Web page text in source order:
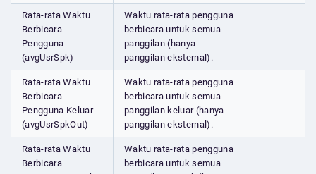
Rata-rata Waktu
Berbicara
Pengguna
(avgUsrSpk)
Waktu rata-rata pengguna
berbicara untuk semua
panggilan (hanya
panggilan eksternal).
Rata-rata Waktu
Berbicara
Pengguna Keluar
(avgUsrSpkOut)
Waktu rata-rata pengguna
berbicara untuk semua
panggilan keluar (hanya
panggilan eksternal).
Rata-rata Waktu
Berbicara
Waktu rata-rata pengguna
berbicara untuk semua